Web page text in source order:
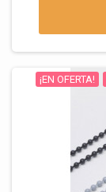
¡EN OFERTA!